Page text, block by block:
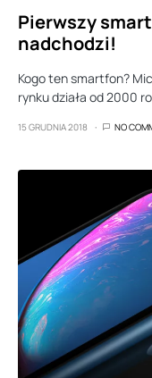
Pierwszy
nadchodzi!
Kogo ten smartfon?
rynku działa od 2000
15 GRUDNIA 2018 NO